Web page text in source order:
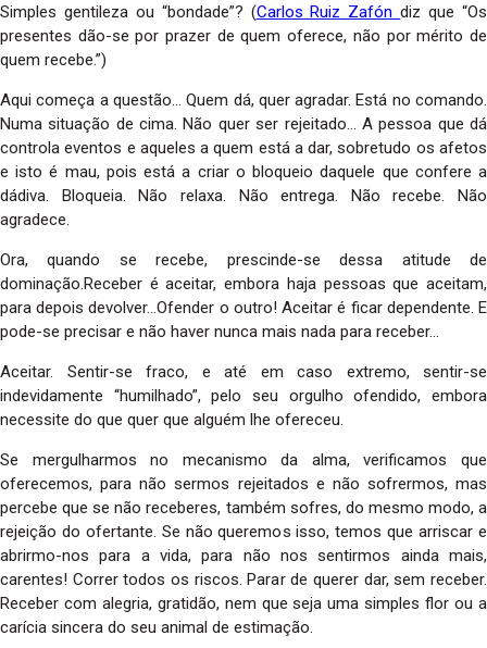
Simples gentileza ou “bondade”? (Carlos Ruiz Zafóndiz que “Os
presentes dão-se por prazer de quem oferece, não por mérito de
quem recebe.”)
Aqui começa a questão… Quem dá, quer agradar. Está no comando.
Numa situação de cima. Não quer ser rejeitado… A pessoa que dá
controla eventos e aqueles a quem está a dar, sobretudo os afetos
e isto é mau, pois está a criar o bloqueio daquele que confere a
dádiva. Bloqueia. Não relaxa. Não entrega. Não recebe. Não
agradece.
Ora, quando se recebe, prescinde-se dessa atitude de
dominação.Receber é aceitar, embora haja pessoas que aceitam,
para depois devolver…Ofender o outro! Aceitar é ficar dependente. E
pode-se precisar e não haver nunca mais nada para receber…
Aceitar. Sentir-se fraco, e até em caso extremo, sentir-se
indevidamente “humilhado”, pelo seu orgulho ofendido, embora
necessite do que quer que alguém lhe ofereceu.
Se mergulharmos no mecanismo da alma, verificamos que
oferecemos, para não sermos rejeitados e não sofrermos, mas
percebe que se não receberes, também sofres, do mesmo modo, a
rejeição do ofertante. Se não queremos isso, temos que arriscar e
abrirmo-nos para a vida, para não nos sentirmos ainda mais,
carentes! Correr todos os riscos. Parar de querer dar, sem receber.
Receber com alegria, gratidão, nem que seja uma simples flor ou a
carícia sincera do seu animal de estimação.